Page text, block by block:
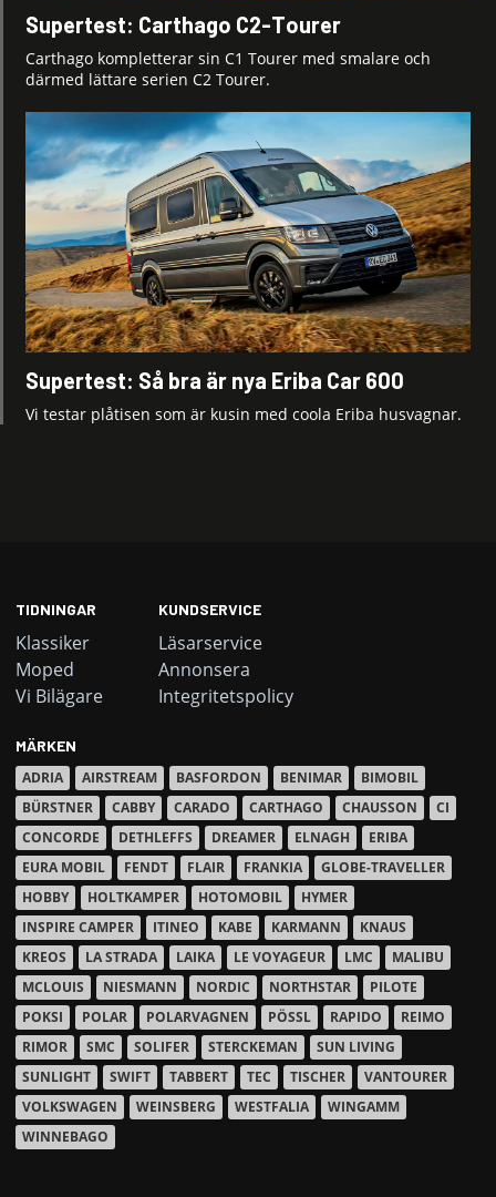
Supertest: Carthago C2-Tourer
Carthago kompletterar sin C1 Tourer med smalare och
därmed lättare serien C2 Tourer.
Supertest: Så bra är nya Eriba Car 600
Vi testar plåtisen som är kusin med coola Eriba husvagnar.
TIDNINGAR
Klassiker
Moped
Vi Bilägare
KUNDSERVICE
Läsarservice
Annonsera
Integritetspolicy
MÄRKEN
ADRIA
AIRSTREAM BASFORDON BENIMAR
BIMOBIL
BÜRSTNER
CABBY CARADO CARTHAGO CHAUSSON
CI
CONCORDE
DETHLEFFS DREAMER ELNAGH
ERIBA
EURA MOBIL
FENDT FLAIR FRANKIA
GLOBE-TRAVELLER
HOBBY
HOLTKAMPER HOTOMOBIL
HYMER
INSPIRE CAMPER
ITINEO KABE KARMANN
KNAUS
KREOS
LA STRADA LAIKA LE VOYAGEUR LMC
MALIBU
MCLOUIS
NIESMANN NORDIC NORTHSTAR
PILOTE
POKSI
POLAR POLARVAGNEN PÖSSL RAPIDO
REIMO
RIMOR
SMC SOLIFER STERCKEMAN
SUN LIVING
SUNLIGHT
SWIFT TABBERT TEC TISCHER
VANTOURER
VOLKSWAGEN
WEINSBERG WESTFALIA
WINGAMM
WINNEBAGO